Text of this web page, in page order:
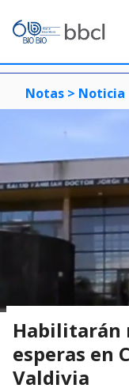
Notas > Noticia
Habilitarán
esperas en
Valdivia